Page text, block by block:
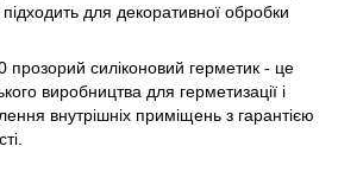
підходить для декоративної обробки
силіконовий герметик - це
виробництва для герметизації і
внутрішніх приміщень з гарантією